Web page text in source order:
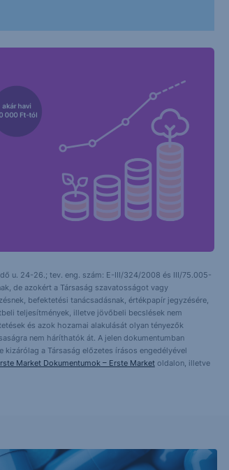
u. 24-26.; tev. eng. szám: E-III/324/2008 és III/75.005-
de azokért a Társaság szavatosságot vagy
befektetési tanácsadásnak, értékpapír jegyzésére,
teljesítmények, illetve jövőbeli becslések nem
és azok hozamai alakulását olyan tényezők
nem háríthatók át. A jelen dokumentumban
a Társaság előzetes írásos engedélyével
Market Dokumentumok – Erste Marketoldalon, illetve